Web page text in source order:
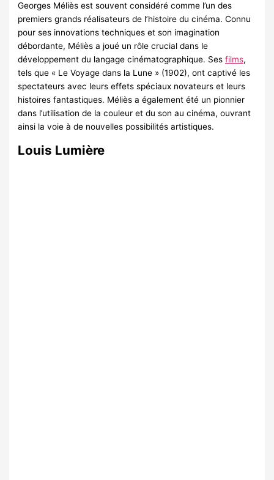
Georges Méliès est souvent considéré comme l’un des
premiers grands réalisateurs de l’histoire du cinéma. Connu
pour ses innovations techniques et son imagination
débordante, Méliès a joué un rôle crucial dans le
développement du langage cinématographique. Sesfilms,
tels que « Le Voyage dans la Lune » (1902), ont captivé les
spectateurs avec leurs effets spéciaux novateurs et leurs
histoires fantastiques. Méliès a également été un pionnier
dans l’utilisation de la couleur et du son au cinéma, ouvrant
ainsi la voie à de nouvelles possibilités artistiques.
Louis Lumière